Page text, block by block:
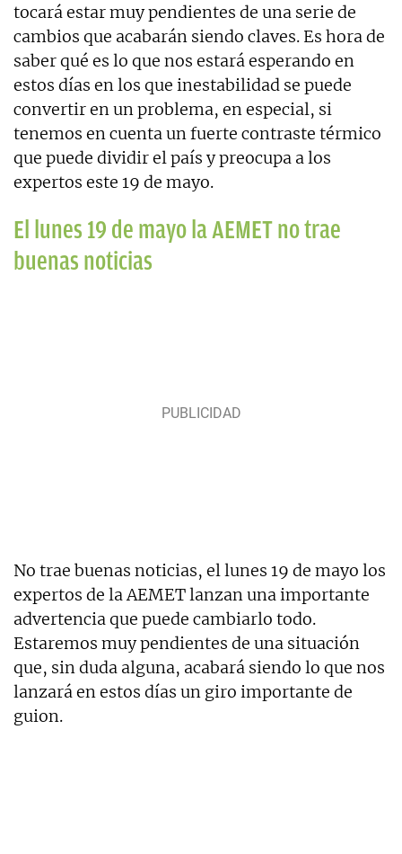
tocará estar muy pendientes de una serie de
cambios que acabarán siendo claves. Es hora de
saber qué es lo que nos estará esperando en
estos días en los que inestabilidad se puede
convertir en un problema, en especial, si
tenemos en cuenta un fuerte contraste térmico
que puede dividir el país y preocupa a los
expertos este 19 de mayo.
El lunes 19 de mayo la AEMET no trae
buenas noticias
No trae buenas noticias, el lunes 19 de mayo los
expertos de la AEMET lanzan una importante
advertencia que puede cambiarlo todo.
Estaremos muy pendientes de una situación
que, sin duda alguna, acabará siendo lo que nos
lanzará en estos días un giro importante de
guion.